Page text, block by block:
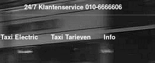
24/7 Klantenservice 010-6666606
Taxi Electric Taxi Tarieven Info